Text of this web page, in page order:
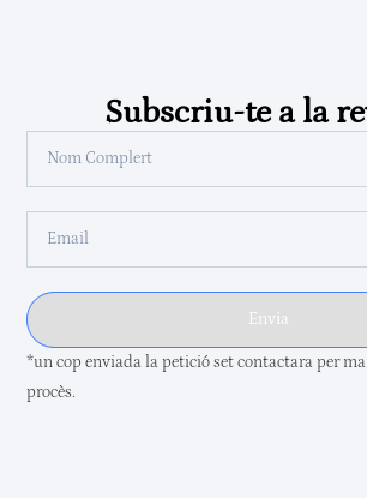
Subscriu-te a la
Envia
*un cop enviada la petició set contactara per
procès.